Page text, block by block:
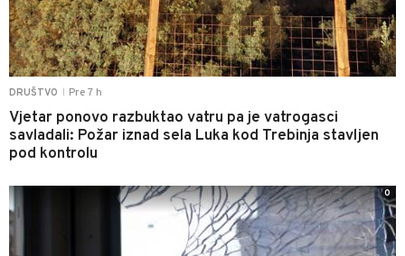
DRUŠTVO Pre 7 h
Vjetar ponovo razbuktao vatru pa je vatrogasci
savladali: Požar iznad sela Luka kod Trebinja stavljen
pod kontrolu
0